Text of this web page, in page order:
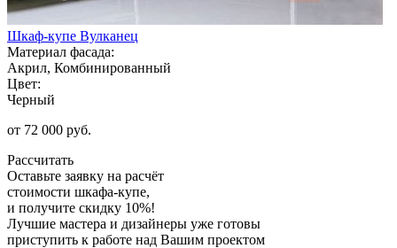
Шкаф-купе Вулканец
Материал фасада:
Акрил, Комбинированный
Цвет:
Черный
от 72 000 руб.
Рассчитать
Оставьте заявку на расчёт
стоимости шкафа-купе,
и получите скидку 10%!
Лучшие мастера и дизайнеры уже готовы
приступить к работе над Вашим проектом